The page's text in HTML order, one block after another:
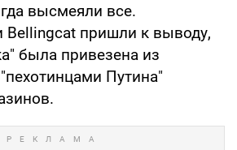
высмеяли все.
Вellingcat пришли к выводу,
была привезена из
Путина"